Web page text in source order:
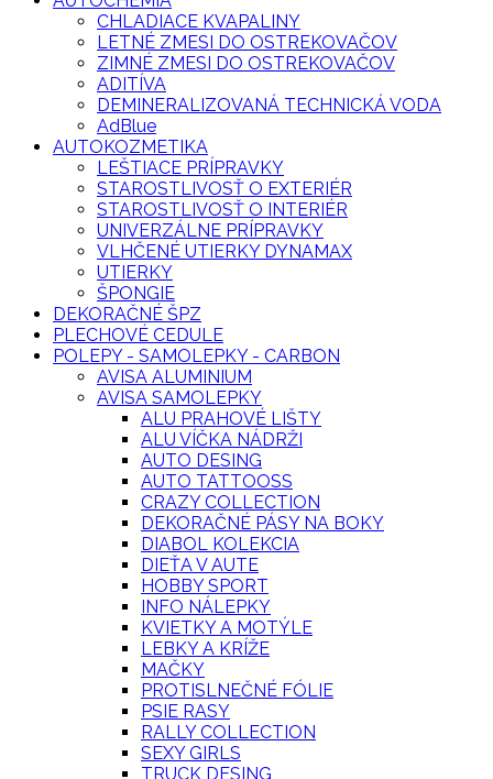
CHLADIACE KVAPALINY
LETNÉ ZMESI DO OSTREKOVAČOV
ZIMNÉ ZMESI DO OSTREKOVAČOV
ADITÍVA
DEMINERALIZOVANÁ TECHNICKÁ VODA
AdBlue
AUTOKOZMETIKA
LEŠTIACE PRÍPRAVKY
STAROSTLIVOSŤ O EXTERIÉR
STAROSTLIVOSŤ O INTERIÉR
UNIVERZÁLNE PRÍPRAVKY
VLHČENÉ UTIERKY DYNAMAX
UTIERKY
ŠPONGIE
DEKORAČNÉ ŠPZ
PLECHOVÉ CEDULE
POLEPY - SAMOLEPKY - CARBON
AVISA ALUMINIUM
AVISA SAMOLEPKY
ALU PRAHOVÉ LIŠTY
ALU VÍČKA NÁDRŽI
AUTO DESING
AUTO TATTOOSS
CRAZY COLLECTION
DEKORAČNÉ PÁSY NA BOKY
DIABOL KOLEKCIA
DIEŤA V AUTE
HOBBY SPORT
INFO NÁLEPKY
KVIETKY A MOTÝLE
LEBKY A KRÍŽE
MAČKY
PROTISLNEČNÉ FÓLIE
PSIE RASY
RALLY COLLECTION
SEXY GIRLS
TRUCK DESING